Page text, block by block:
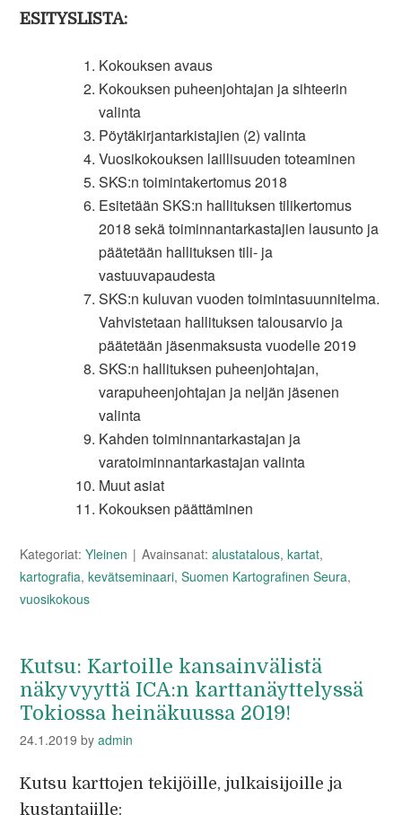
ESITYSLISTA:
Kokouksen avaus
Kokouksen puheenjohtajan ja sihteerin
valinta
Pöytäkirjantarkistajien (2) valinta
Vuosikokouksen laillisuuden toteaminen
SKS:n toimintakertomus 2018
Esitetään SKS:n hallituksen tilikertomus
2018 sekä toiminnantarkastajien lausunto ja
päätetään hallituksen tili- ja
vastuuvapaudesta
SKS:n kuluvan vuoden toimintasuunnitelma.
Vahvistetaan hallituksen talousarvio ja
päätetään jäsenmaksusta vuodelle 2019
SKS:n hallituksen puheenjohtajan,
varapuheenjohtajan ja neljän jäsenen
valinta
Kahden toiminnantarkastajan ja
varatoiminnantarkastajan valinta
Muut asiat
Kokouksen päättäminen
Kategoriat:Yleinen Avainsanat:alustatalous,kartat,
kartografia,kevätseminaari,Suomen Kartografinen Seura,
vuosikokous
Kutsu: Kartoille kansainvälistä
näkyvyyttä ICA:n karttanäyttelyssä
Tokiossa heinäkuussa 2019!
24.1.2019 byadmin
Kutsu karttojen tekijöille, julkaisijoille ja
kustantajille: